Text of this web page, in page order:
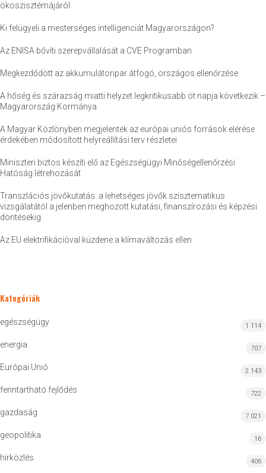
ökoszisztémájáról
Ki felügyeli a mesterséges intelligenciát Magyarországon?
Az ENISA bővíti szerepvállalását a CVE Programban
Megkezdődött az akkumulátoripar átfogó, országos ellenőrzése
A hőség és szárazság miatti helyzet legkritikusabb öt napja következik –
Magyarország Kormánya
A Magyar Közlönyben megjelentek az európai uniós források elérése
érdekében módosított helyreállítási terv részletei
Miniszteri biztos készíti elő az Egészségügyi Minőségellenőrzési
Hatóság létrehozását
Transzlációs jövőkutatás: a lehetséges jövők szisztematikus
vizsgálatától a jelenben meghozott kutatási, finanszírozási és képzési
döntésekig
Az EU elektrifikációval küzdene a klímaváltozás ellen
Kategóriák
egészségügy 1 114
energia 707
Európai Unió 2 143
fenntartható fejlődés 722
gazdaság 7 021
geopolitika 16
hírközlés 406